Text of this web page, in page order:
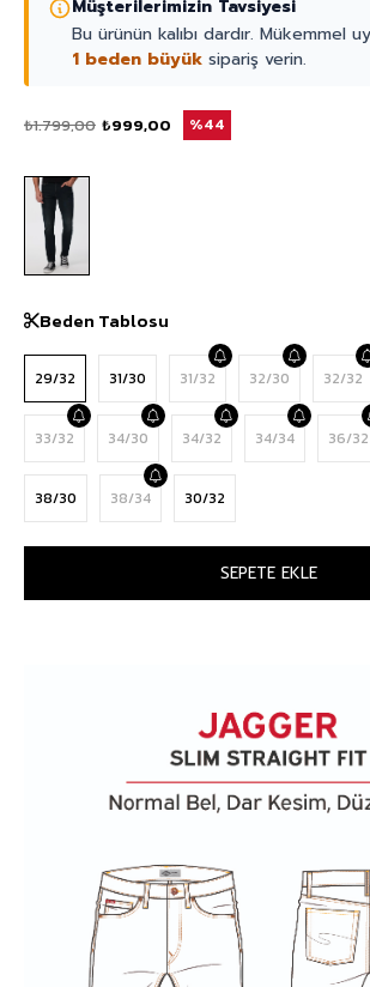
Müşterilerimizin Tavsiyesi
Bu ürünün kalıbı dardır. Mükemmel
1 beden büyük sipariş verin.
₺1.799,00 ₺999,00 44
Beden Tablosu
29/32 31/30 31/32 32/30 32/32
33/32 34/30 34/32 34/34 36/32
38/30 38/34 30/32